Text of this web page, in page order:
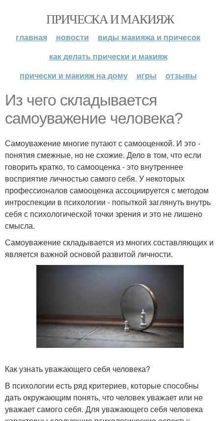
ПРИЧЕСКА И МАКИЯЖ
главная новости
виды макияжа и причесок
как делать прически и макияж
прически и макияж на дому
игры отзывы
Из чего складывается
самоуважение человека?
Самоуважение многие путают с самооценкой. И это -
понятия смежные, но не схожие. Дело в том, что если
говорить кратко, то самооценка - это внутреннее
восприятие личностью самого себя. У некоторых
профессионалов самооценка ассоциируется с методом
интроспекции в психологии - попыткой заглянуть внутрь
себя с психологической точки зрения и это не лишено
смысла.
Самоуважение складывается из многих составляющих и
является важной основой развитой личности.
Как узнать уважающего себя человека?
В психологии есть ряд критериев, которые способны
дать окружающим понять, что человек уважает или не
уважает самого себя. Для уважающего себя человека